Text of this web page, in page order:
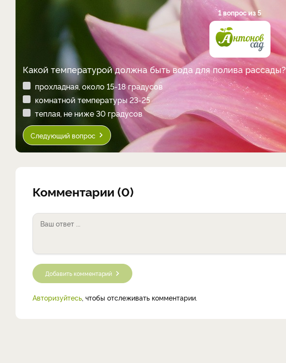
1 вопрос из 5
Какой температурой должна быть вода для полива рассады?
прохладная, около 15-18 градусов
комнатной температуры 23-25
теплая, не ниже 30 градусов
Следующий вопрос
Комментарии (0)
Добавить комментарий
Авторизуйтесь, чтобы отслеживать комментарии.